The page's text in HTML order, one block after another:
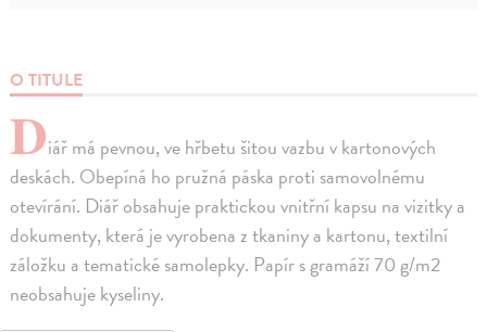
O TITULE
Diář má pevnou, ve hřbetu šitou vazbu v kartonových
deskách. Obepíná ho pružná páska proti samovolnému
otevírání. Diář obsahuje praktickou vnitřní kapsu na vizitky a
dokumenty, která je vyrobena z tkaniny a kartonu, textilní
záložku a tematické samolepky. Papír s gramáží 70 g/m2
neobsahuje kyseliny.